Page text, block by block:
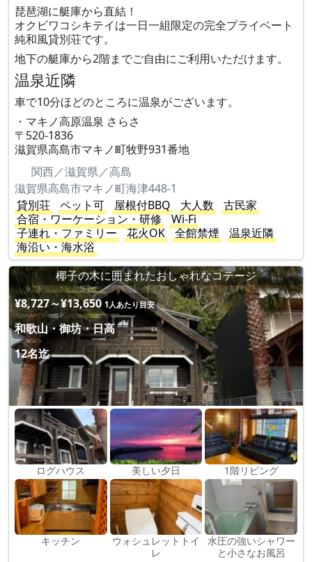
琵琶湖に艇庫から直結！
オクビワコシキテイは一日一組限定の完全プライベート
純和風貸別荘です。
地下の艇庫から2階までご自由にご利用いただけます。
温泉近隣
車で10分ほどのところに温泉がございます。
・マキノ高原温泉 さらさ
〒520-1836
滋賀県高島市マキノ町牧野931番地
関西／滋賀県／高島
滋賀県高島市マキノ町海津448-1
貸別荘
ペット可 屋根付BBQ 大人数
古民家
合宿・ワーケーション・研修
Wi-Fi
子連れ・ファミリー
花火OK 全館禁煙
温泉近隣
海沿い・海水浴
椰子の木に囲まれたおしゃれなコテージ
¥8,727～¥13,650 1人あたり目安
和歌山・御坊・日高
12名迄
ログハウス 美しい夕日 1階リビング
キッチン
ウォシュレットトイ
レ
水圧の強いシャワー
と小さなお風呂